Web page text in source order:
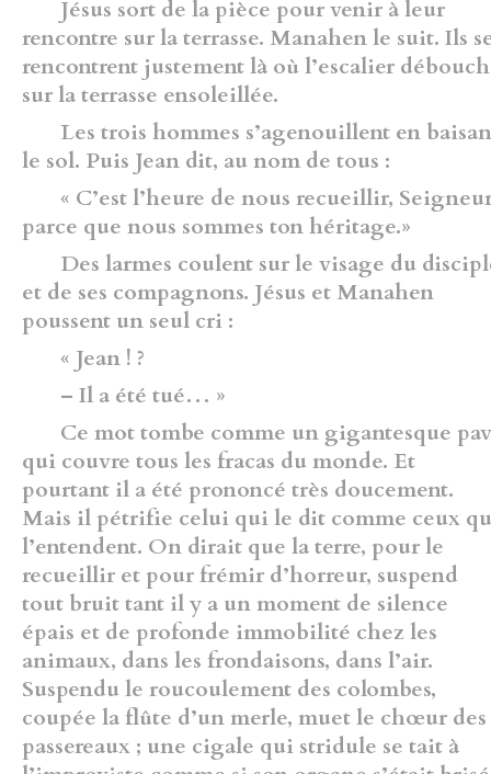
Jésus sort de la pièce pour venir à leur
rencontre sur la terrasse. Manahen le suit. Ils
rencontrent justement là où l’escalier
sur la terrasse ensoleillée.
Les trois hommes s’agenouillent en
le sol. Puis Jean dit, au nom de tous :
« C’est l’heure de nous recueillir,
parce que nous sommes ton héritage.»
Des larmes coulent sur le visage du
et de ses compagnons. Jésus et Manahen
poussent un seul cri :
« Jean ! ?
– Il a été tué… »
Ce mot tombe comme un gigantesque
qui couvre tous les fracas du monde. Et
pourtant il a été prononcé très doucement.
Mais il pétrifie celui qui le dit comme ceux
l’en­tendent. On dirait que la terre, pour le
recueillir et pour frémir d’horreur, suspend
tout bruit tant il y a un moment de silence
épais et de profonde immobilité chez les
animaux, dans les frondaisons, dans l’air.
Suspendu le roucoulement des colombes,
coupée la flûte d’un merle, muet le chœur des
passereaux ; une cigale qui stridule se tait à